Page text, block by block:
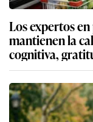
Los expertos
mantienen la
cognitiva,